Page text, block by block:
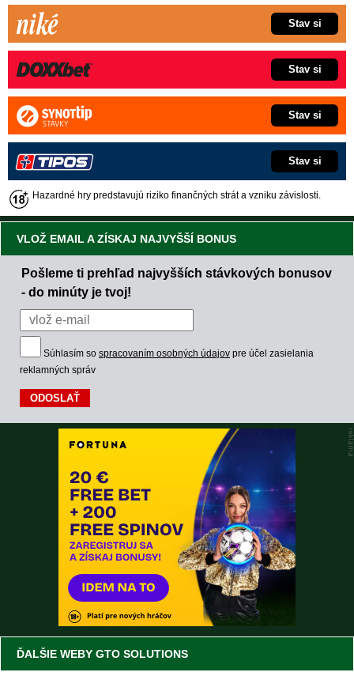
Stav si
Stav si
Stav si
Stav si
Hazardné hry predstavujú riziko finančných strát a vzniku závislosti.
VLOŽ EMAIL A ZÍSKAJ NAJVYŠŠÍ BONUS
Pošleme ti prehľad najvyšších stávkových bonusov
- do minúty je tvoj!
Súhlasím so spracovaním osobných údajov pre účel zasielania
reklamných správ
ĎALŠIE WEBY GTO SOLUTIONS